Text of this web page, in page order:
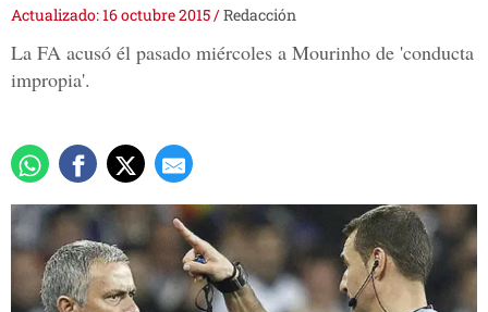
Actualizado: 16 octubre 2015/Redacción
La FA acusó él pasado miércoles a Mourinho de 'conducta
impropia'.